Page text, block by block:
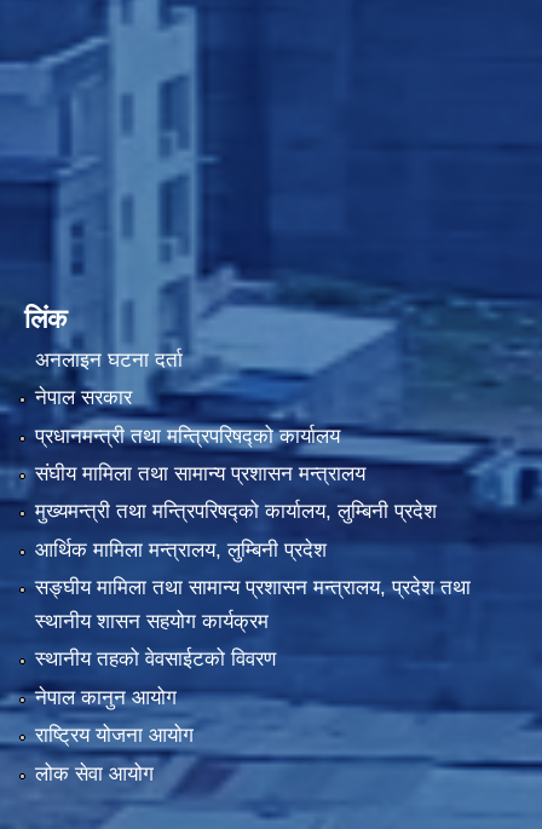
लिंक
अनलाइन घटना दर्ता
नेपाल सरकार
प्रधानमन्त्री तथा मन्त्रिपरिषद्को कार्यालय
संघीय मामिला तथा सामान्य प्रशासन मन्त्रालय
मुख्यमन्त्री तथा मन्त्रिपरिषद्को कार्यालय, लुम्बिनी प्रदेश
आर्थिक मामिला मन्त्रालय, लुम्बिनी प्रदेश
सङ्घीय मामिला तथा सामान्य प्रशासन मन्त्रालय, प्रदेश तथा
स्थानीय शासन सहयोग कार्यक्रम
स्थानीय तहको वेवसाईटको विवरण
नेपाल कानुन आयोग
राष्ट्रिय योजना आयोग
लोक सेवा आयोग